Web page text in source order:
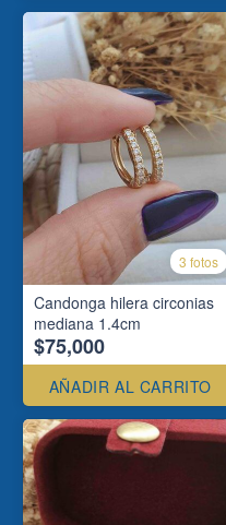
3 fotos
Candonga hilera circonias
mediana 1.4cm
$75,000
AÑADIR AL CARRITO